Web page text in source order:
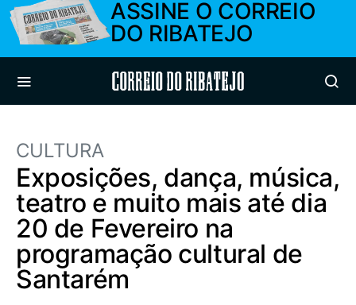
ASSINE O CORREIO
DO RIBATEJO
Correio do Ribatejo
CULTURA
Exposições, dança, música,
teatro e muito mais até dia
20 de Fevereiro na
programação cultural de
Santarém